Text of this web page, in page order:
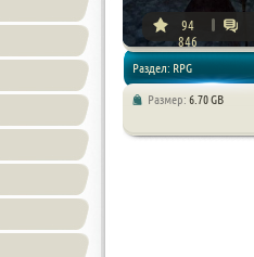
94
846
Раздел: RPG
Размер: 6.70 GB